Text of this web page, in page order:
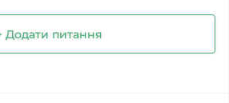
Додати питання